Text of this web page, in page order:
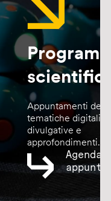
Appuntamenti
tematiche digitali,
divulgative e
approfondimenti.
Agenda